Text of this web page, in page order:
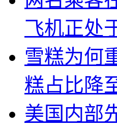
飞机正处
雪糕为何
糕占比降
美国内部